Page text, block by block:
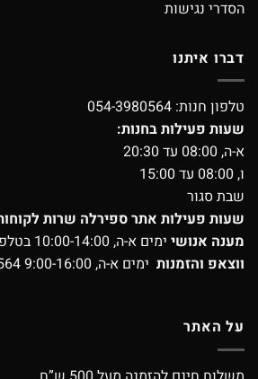
הסדרי נגישות
דברו איתנו
טלפון חנות: 054-3980564
שעות פעילות בחנות:
א-ה, 08:00 עד 20:30
ו, 08:00 עד 15:00
שבת סגור
שעות פעילות אתר ספירלה שרות
מענה אנושי ימים א-ה, 10:00-14:00 בטלפון:
ווצאפ והזמנות ימים א-ה, 9:00-16:00
על האתר